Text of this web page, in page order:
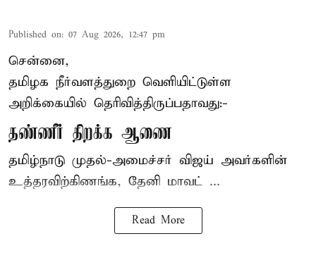
Published on: 07 Aug 2026, 12:47 pm
சென்னை,
தமிழக நீர்வளத்துறை வெளியிட்டுள்ள
அறிக்கையில் தெரிவித்திருப்பதாவது:-
தண்ணீர் திறக்க ஆணை
தமிழ்நாடு முதல்-அமைச்சர் விஜய் அவர்களின்
உத்தரவிற்கிணங்க, தேனி மாவட் ...
Read More